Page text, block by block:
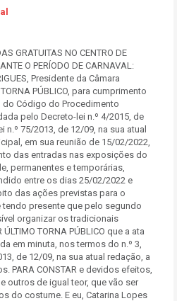
GRATUITAS NO CENTRO DE
O PERÍODO DE CARNAVAL:
Presidente da Câmara
PÚBLICO, para cumprimento
Código do Procedimento
pelo Decreto-lei n.º 4/2015, de
n.º 75/2013, de 12/09, na sua atual
em sua reunião de 15/02/2022,
das entradas nas exposições do
permanentes e temporárias,
entre os dias 25/02/2022 e
das ações previstas para o
tendo presente que pelo segundo
organizar os tradicionais
TORNA PÚBLICO que a ata
em minuta, nos termos do n.º 3,
de 12/09, na sua atual redação, a
PARA CONSTAR e devidos efeitos,
outros de igual teor, que vão ser
do costume. E eu, Catarina Lopes